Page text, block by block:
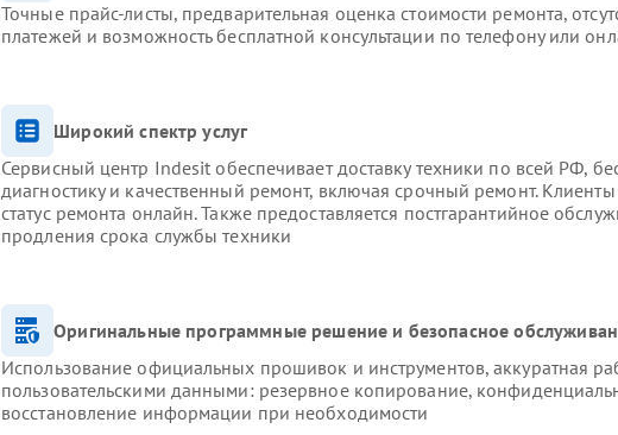
Точные прайс-листы, предварительная оценка стоимости ремонта,
платежей и возможность бесплатной консультации по телефону или
Широкий спектр услуг
Сервисный центр Indesit обеспечивает доставку техники по всей РФ,
диагностику и качественный ремонт, включая срочный ремонт. Клиенты
статус ремонта онлайн. Также предоставляется постгарантийное
продления срока службы техники
Оригинальные программные решение и безопасное
Использование официальных прошивок и инструментов, аккуратная
пользовательскими данными: резервное копирование,
восстановление информации при необходимости